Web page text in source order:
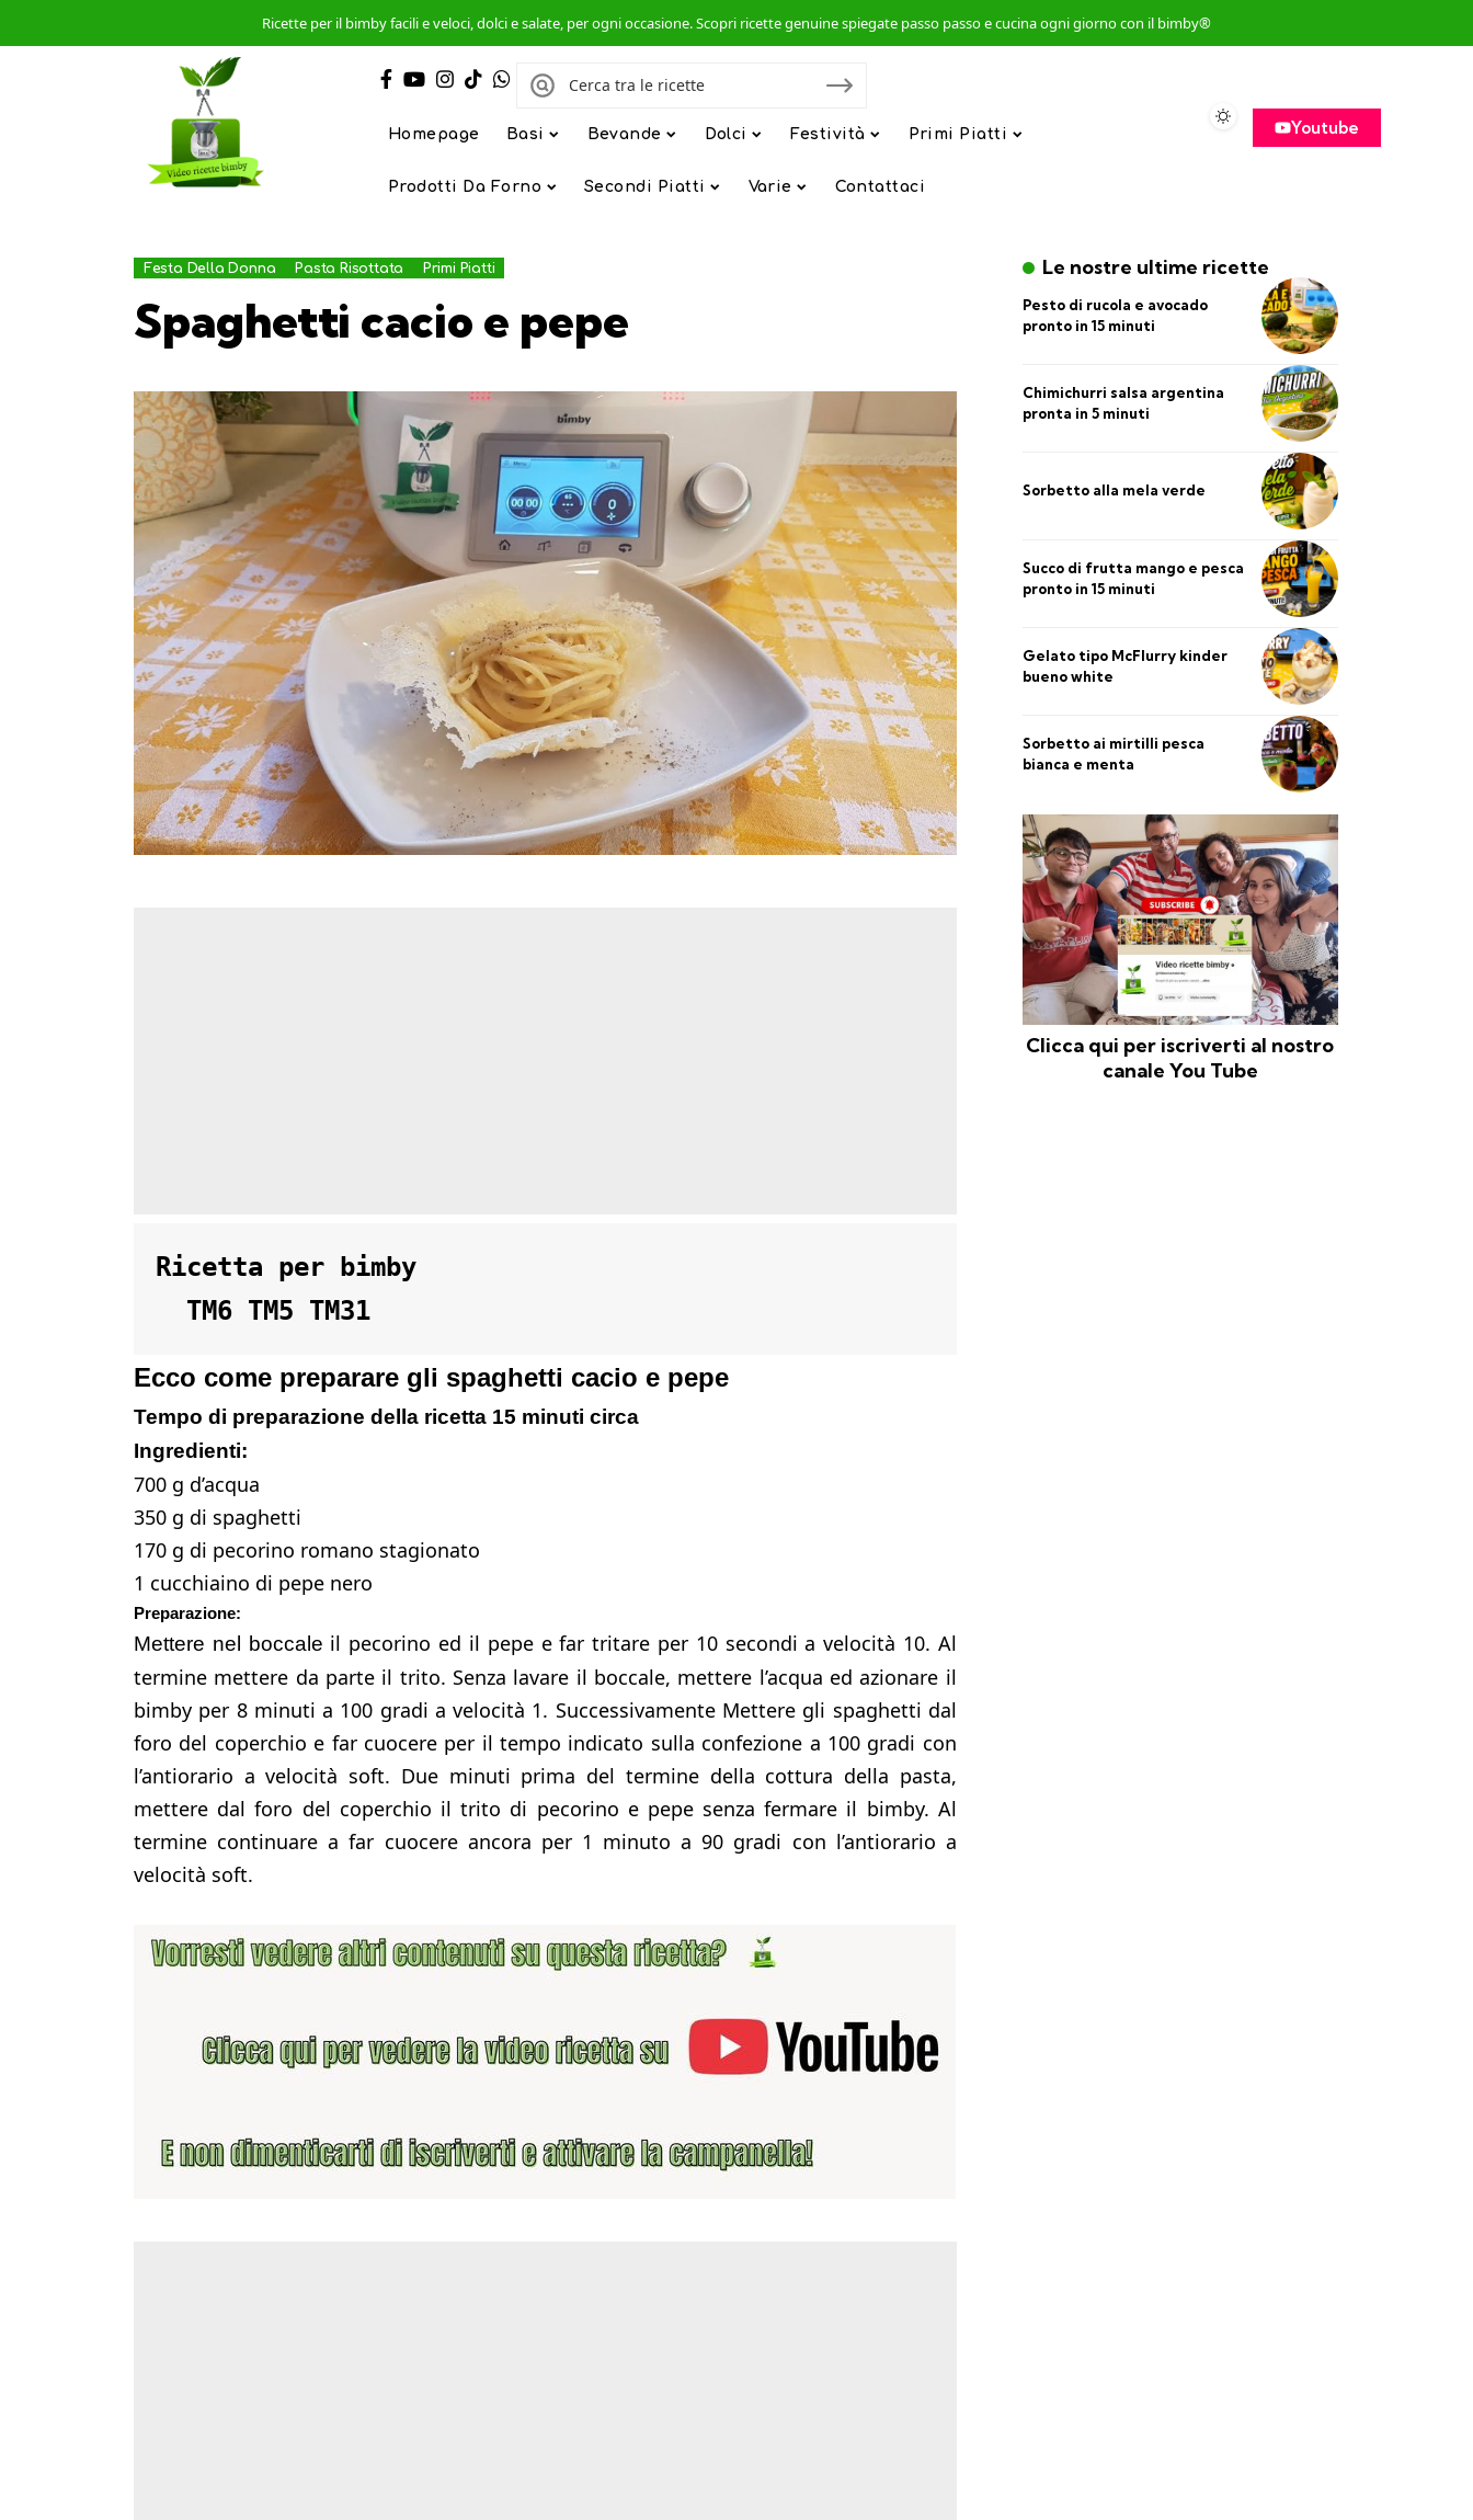
Ricette per il bimby facili e veloci, dolci e salate, per ogni occasione. Scopri ricette genuine spiegate passo passo e cucina ogni giorno con il bimby®
Homepage Basi Bevande Dolci Festività Primi Piatti
Prodotti Da Forno Secondi Piatti Varie Contattaci
Youtube
Festa Della Donna Pasta Risottata Primi Piatti
Spaghetti cacio e pepe
Ricetta per bimby
  TM6 TM5 TM31
Ecco come preparare gli spaghetti cacio e pepe
Tempo di preparazione della ricetta 15 minuti circa
Ingredienti:
700 g d’acqua
350 g di spaghetti
170 g di pecorino romano stagionato
1 cucchiaino di pepe nero
Preparazione:
Mettere nel boccale il pecorino ed il pepe e far tritare per 10 secondi a velocità 10. Al
termine mettere da parte il trito. Senza lavare il boccale, mettere l’acqua ed azionare il
bimby per 8 minuti a 100 gradi a velocità 1. Successivamente Mettere gli spaghetti dal
foro del coperchio e far cuocere per il tempo indicato sulla confezione a 100 gradi con
l’antiorario a velocità soft. Due minuti prima del termine della cottura della pasta,
mettere dal foro del coperchio il trito di pecorino e pepe senza fermare il bimby. Al
termine continuare a far cuocere ancora per 1 minuto a 90 gradi con l’antiorario a
velocità soft.
Le nostre ultime ricette
Pesto di rucola e avocado
pronto in 15 minuti
Chimichurri salsa argentina
pronta in 5 minuti
Sorbetto alla mela verde
Succo di frutta mango e pesca
pronto in 15 minuti
Gelato tipo McFlurry kinder
bueno white
Sorbetto ai mirtilli pesca
bianca e menta
Clicca qui per iscriverti al nostro
canale You Tube